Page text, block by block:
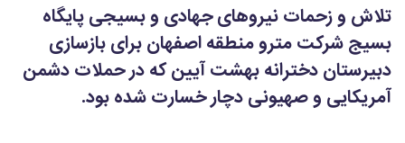
تلاش و زحمات نیروهای جهادی و بسیجی پایگاه
بسیج شرکت مترو منطقه اصفهان برای بازسازی
دبیرستان دخترانه بهشت آیین که در حملات دشمن
آمریکایی و صهیونی دچار خسارت شده بود.